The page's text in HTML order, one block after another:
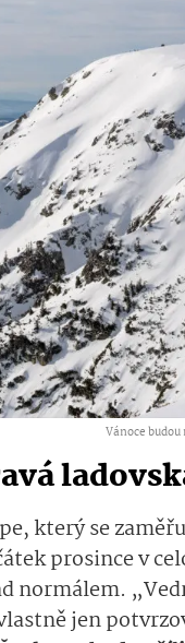
Vánoce
který se
prosince v
normálem.
jen